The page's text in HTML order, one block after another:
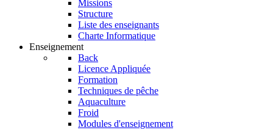
Missions
Structure
Liste des enseignants
Charte Informatique
Enseignement
Back
Licence Appliquée
Formation
Techniques de pêche
Aquaculture
Froid
Modules d'enseignement